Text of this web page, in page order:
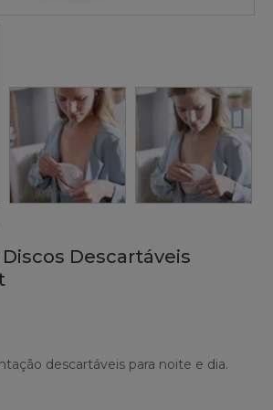
Descartáveis
descartáveis para noite e dia.